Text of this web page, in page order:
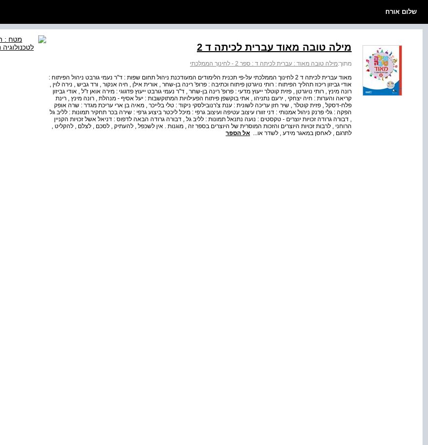
שלום אורח
מילה טובה מאוד עברית לכיתה ד 2
מתוך:מילה טובה מאוד : עברית לכיתה ד : ספר 2 - לחינוך הממלכתי
מאוד עברית לכיתה ד 2 לחינוך הממלכתי על-פי תכנית הלימודים המעודכנת ניהול תחום שפות : ד"ר נעמי גורבט ניהול הפיתוח :
אודי גביזון ריכוז תהליך הפיתוח : רותי נויגרטן פיתוח וכתיבה : פרופ' רינה בן-שחר , אורית אילן , חיה אנקור , ורד גביש , נירה לוין ,
רונה מינץ , רותי נויגרטן , פזית קוטלר ייעוץ מדעי : פרופ' רינה בן-שחר , ד"ר נעמי גורבט ייעוץ פדגוגי : מירה אואן ז"ל , אודי גביזון
קריאה והערות : חיה יצחקי , ירעם נתניהו , אתי בוקשפן פיתוח הפעילויות המתוקשבות : יעל אסיף - מנהלת , רונה מינץ , רינת
פלח-דסקל , פזית קוטלר , שיר חזן עריכה לשונית : ענת צ'רנובילסקי ניקוד : טלי בלייכר , מאיה בן ארי עריכת מגדר : שרה אופק
הפקה : גלי פרנק ניהול אמנותי : דני זוורו עיצוב עטיפה ועיצוב גרפי : מיכל ליכטר ביצוע גרפי : שירה בכר תחקיר תמונות : לליב גל
, דבורה גרודה זכויות יוצרים - טקסטים : נועה נתנאל תמונות : לליב גל , דבורה גרודה הבאה לדפוס : דניאל אשל זכויות הקניין
הרוחני , לרבות זכויות היוצרים והזכות המוסרית של היוצרים בספר זה , מוגנות . אין לשכפל , להעתיק , לסכם , לצלם , להקליט ,
לתרגם , לאחסן במאגר מידע , לשדר או... אל הספר